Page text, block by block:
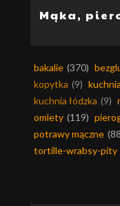
Mąka,
bakalie (370)
kopytka (9)
kuchnia łódzka (9)
omlety (119)
potrawy mączne
tortille-wrabsy-pity